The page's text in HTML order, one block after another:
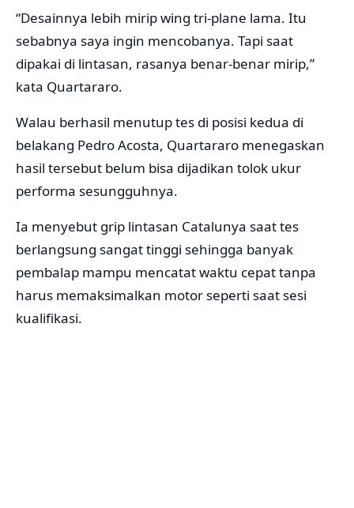
“Desainnya lebih mirip wing tri-plane lama. Itu
sebabnya saya ingin mencobanya. Tapi saat
dipakai di lintasan, rasanya benar-benar mirip,”
kata Quartararo.
Walau berhasil menutup tes di posisi kedua di
belakang Pedro Acosta, Quartararo menegaskan
hasil tersebut belum bisa dijadikan tolok ukur
performa sesungguhnya.
Ia menyebut grip lintasan Catalunya saat tes
berlangsung sangat tinggi sehingga banyak
pembalap mampu mencatat waktu cepat tanpa
harus memaksimalkan motor seperti saat sesi
kualifikasi.